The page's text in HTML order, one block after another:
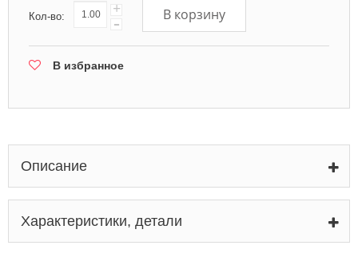
Кол-во: +
- В корзину
В избранное
Описание
Характеристики, детали